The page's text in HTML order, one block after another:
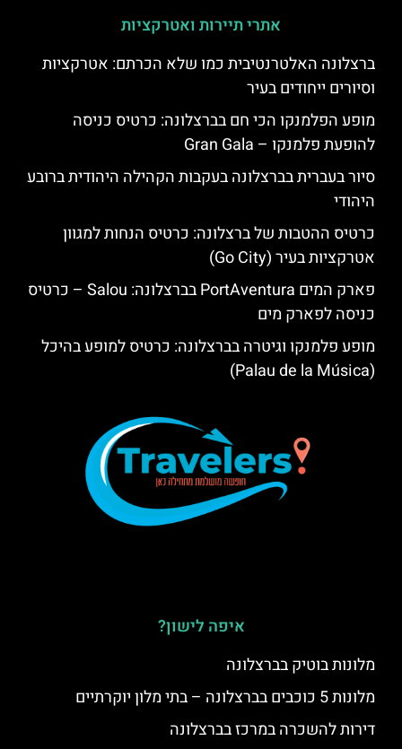
אתרי תיירות ואטרקציות
ברצלונה האלטרנטיבית כמו שלא הכרתם: אטרקציות
וסיורים ייחודים בעיר
מופע הפלמנקו הכי חם בברצלונה: כרטיס כניסה
להופעת פלמנקו – Gran Gala
סיור בעברית בברצלונה בעקבות הקהילה היהודית ברובע
היהודי
כרטיס ההטבות של ברצלונה: כרטיס הנחות למגוון
אטרקציות בעיר (Go City)
פארק המים PortAventura בברצלונה: Salou – כרטיס
כניסה לפארק מים
מופע פלמנקו וגיטרה בברצלונה: כרטיס למופע בהיכל
(Palau de la Música)
איפה לישון?
מלונות בוטיק בברצלונה
מלונות 5 כוכבים בברצלונה – בתי מלון יוקרתיים
דירות להשכרה במרכז בברצלונה